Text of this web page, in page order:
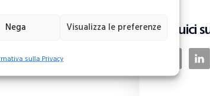
Nega Visualizza le preferenze
sulla Privacy
Seguici